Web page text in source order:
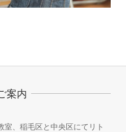
案内
室、稲毛区と中央区にてリト